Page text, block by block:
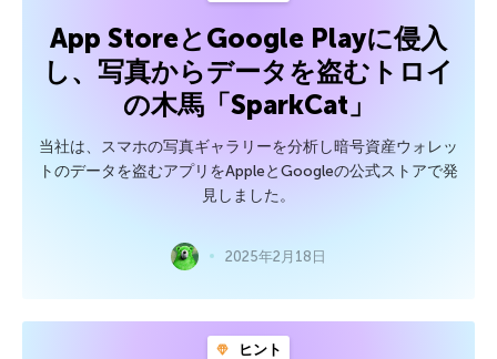
App StoreとGoogle Playに侵入
し、写真からデータを盗むトロイ
の木馬「SparkCat」
当社は、スマホの写真ギャラリーを分析し暗号資産ウォレッ
トのデータを盗むアプリをAppleとGoogleの公式ストアで発
見しました。
2025年2月18日
ヒント